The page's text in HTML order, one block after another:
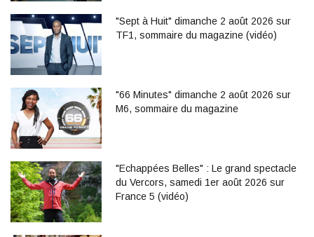
"Sept à Huit" dimanche 2 août 2026 sur
TF1, sommaire du magazine (vidéo)
"66 Minutes" dimanche 2 août 2026 sur
M6, sommaire du magazine
"Echappées Belles" : Le grand spectacle
du Vercors, samedi 1er août 2026 sur
France 5 (vidéo)